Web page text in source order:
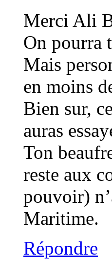
Merci Ali
On pourra
Mais
en moins
Bien sur,
auras
Ton
reste aux
pouvoir)
Maritime.
Répondre